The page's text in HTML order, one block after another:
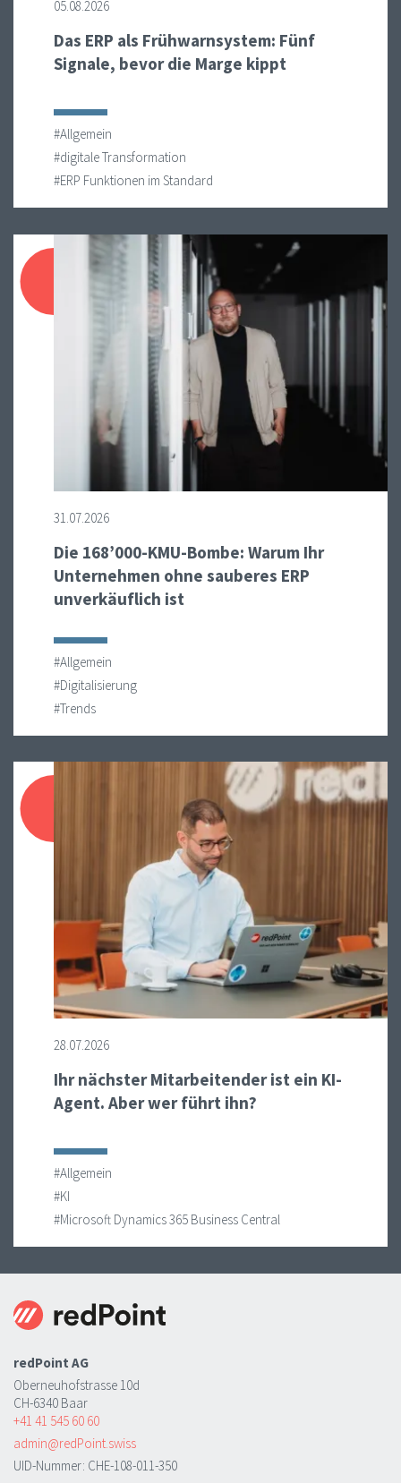
05.08.2026
Das ERP als Frühwarnsystem: Fünf
Signale, bevor die Marge kippt
#Allgemein
#digitale Transformation
#ERP Funktionen im Standard
31.07.2026
Die 168’000-KMU-Bombe: Warum Ihr
Unternehmen ohne sauberes ERP
unverkäuflich ist
#Allgemein
#Digitalisierung
#Trends
28.07.2026
Ihr nächster Mitarbeitender ist ein KI-
Agent. Aber wer führt ihn?
#Allgemein
#KI
#Microsoft Dynamics 365 Business Central
redPoint AG
Oberneuhofstrasse 10d
CH-6340 Baar
+41 41 545 60 60
admin@redPoint.swiss
UID-Nummer: CHE-108-011-350